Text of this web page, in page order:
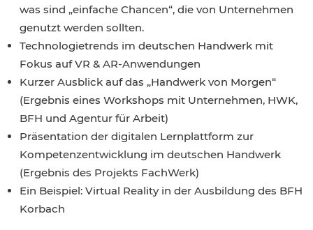
was sind „einfache Chancen“, die von Unternehmen
genutzt werden sollten.
Technologietrends im deutschen Handwerk mit
Fokus auf VR & AR-Anwendungen
Kurzer Ausblick auf das „Handwerk von Morgen“
(Ergebnis eines Workshops mit Unternehmen, HWK,
BFH und Agentur für Arbeit)
Präsentation der digitalen Lernplattform zur
Kompetenzentwicklung im deutschen Handwerk
(Ergebnis des Projekts FachWerk)
Ein Beispiel: Virtual Reality in der Ausbildung des BFH
Korbach